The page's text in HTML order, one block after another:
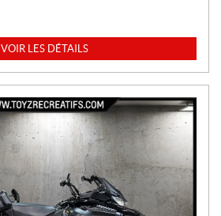
VOIR LES DÉTAILS